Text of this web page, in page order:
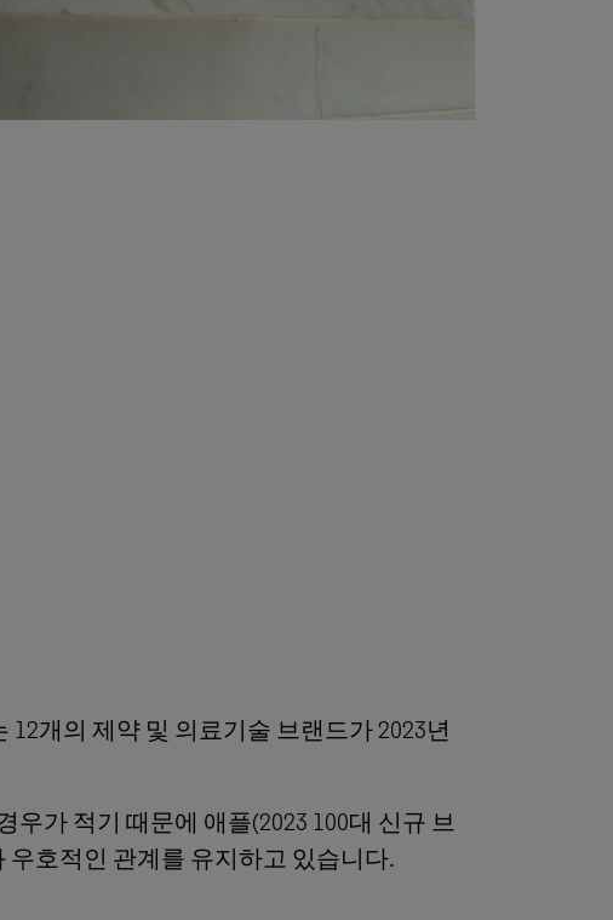
개의 제약 및 의료기술 브랜드가 2023년
가 적기 때문에 애플(2023 100대 신규 브
우호적인 관계를 유지하고 있습니다.